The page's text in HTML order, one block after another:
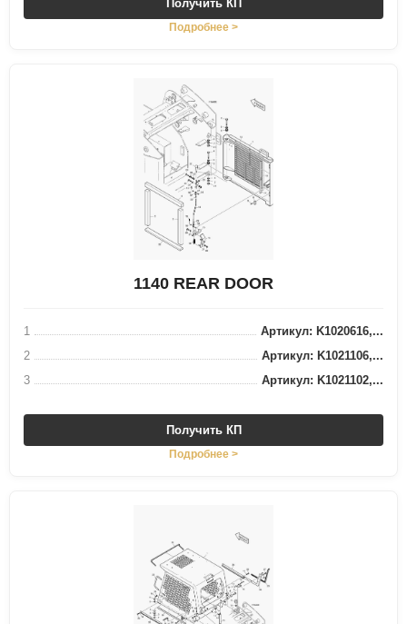
Получить КП
Подробнее >
1140 REAR DOOR
1
Артикул: K1020616,...
2
Артикул: K1021106,...
3
Артикул: K1021102,...
Получить КП
Подробнее >